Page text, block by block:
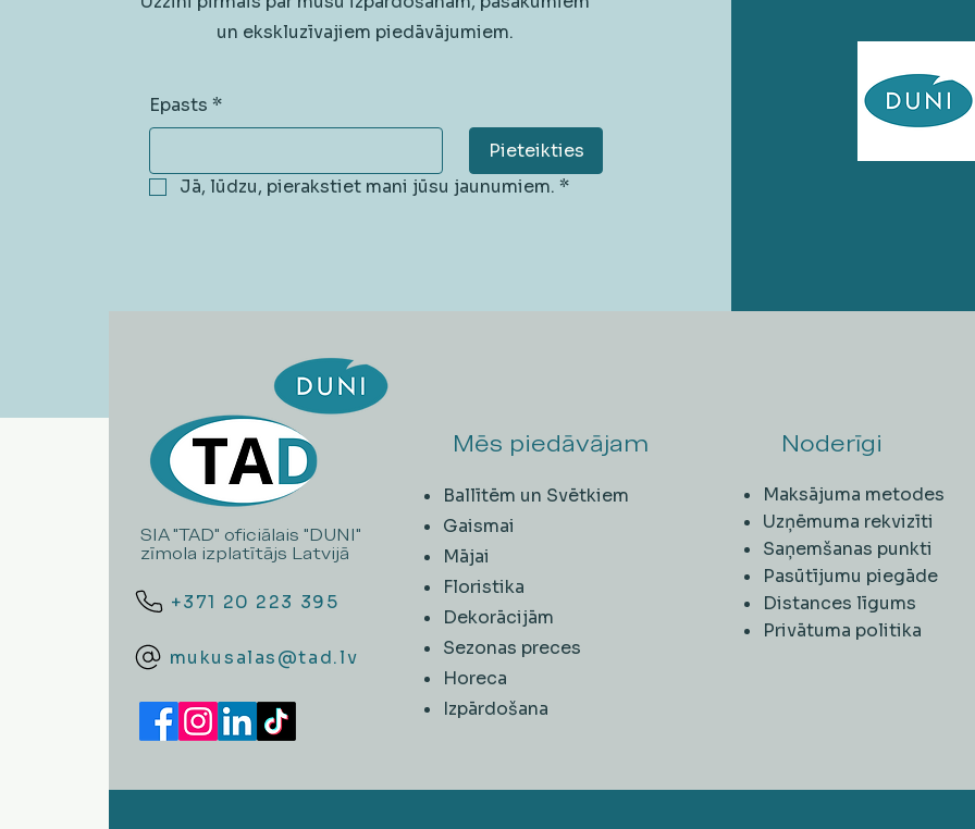
un ekskluzīvajiem piedāvājumiem.
Epasts *
Pieteikties
Jā, lūdzu, pierakstiet mani jūsu jaunumiem. *
SIA "TAD" oficiālais "DUNI"
zīmola izplatītājs Latvijā
+371 20 223 395
mukusalas@tad.lv
Mēs piedāvājam
Ballītēm un Svētkiem
Gaismai
Mājai
Floristika
Dekorācijām
Sezonas preces
Horeca
​Izpārdošana
Noderīgi
Maksājuma metodes
Uzņēmuma rekvizīti
Saņemšanas punkti
Pasūtījumu piegāde
Distances līgums
Privātuma politika